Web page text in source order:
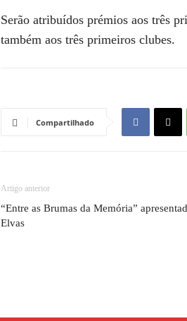
Serão atribuídos prémios aos três
também aos três primeiros clubes.
Compartilhado
Artigo anterior
“Entre as Brumas da Memória”
Elvas